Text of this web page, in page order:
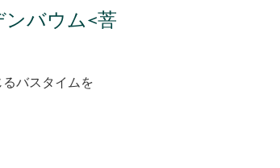
バウム<菩
バスタイムを